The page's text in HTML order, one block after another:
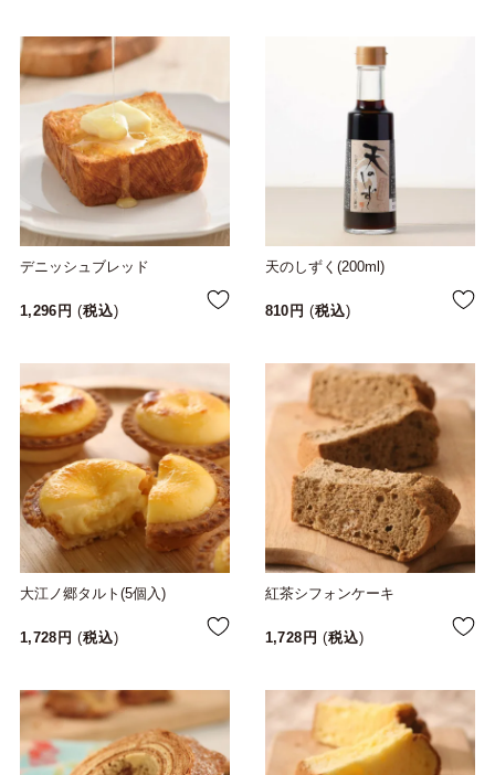
デニッシュブレッド
1,296 税込
天のしずく(200ml)
810 税込
大江ノ郷タルト(5個入)
1,728 税込
紅茶シフォンケーキ
1,728 税込